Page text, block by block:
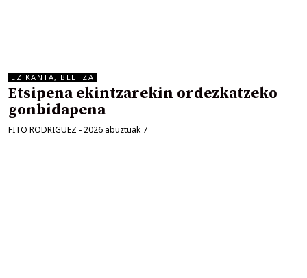
EZ KANTA, BELTZA
Etsipena ekintzarekin ordezkatzeko
gonbidapena
FITO RODRIGUEZ - 2026 abuztuak 7